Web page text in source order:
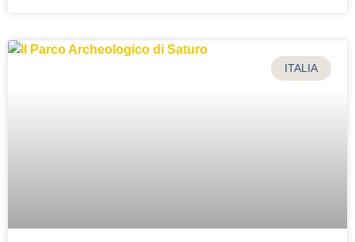
ITALIA